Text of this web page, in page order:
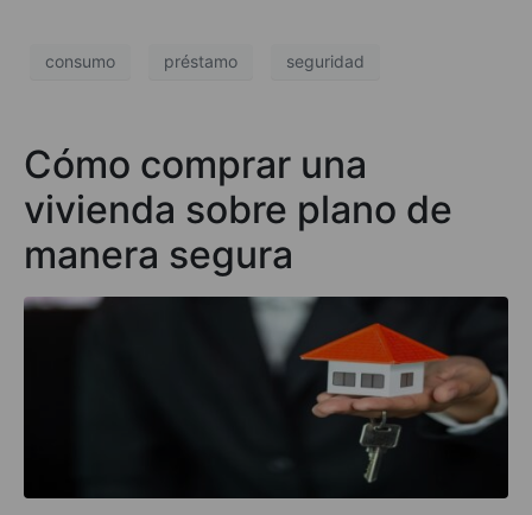
consumo préstamo seguridad
Cómo comprar una
vivienda sobre plano de
manera segura